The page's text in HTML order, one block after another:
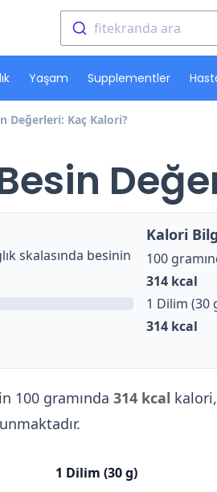
fitekranda ara
Yaşam Supplementler
Değerleri: Kaç Kalori?
skalasında besinin
Kalori
100
314 kcal
1 Dilim (30
314 kcal
100 gramında 314 kcal
1 Dilim (30 g)